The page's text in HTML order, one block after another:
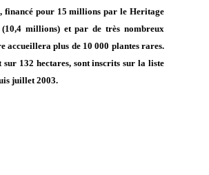
financé pour 15 millions par le Heritage
millions) et par de très nombreux
accueillera plus de 10 000 plantes rares.
132 hectares, sont inscrits sur la liste
juillet 2003.